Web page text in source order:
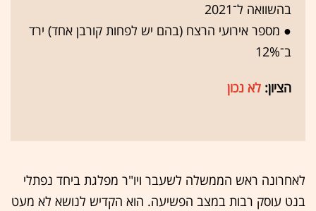
בהשוואה ל־2021
● מספר אירועי הרצח (בהם יש לפחות קורבן אחד) ירד
ב־12%
הציון: לא נכון
לאחרונה ראש הממשלה לשעבר ויו"ר מפלגת ביחד נפתלי
בנט עוסק רבות במצב הפשיעה. הוא הקדיש לנושא לא מעט